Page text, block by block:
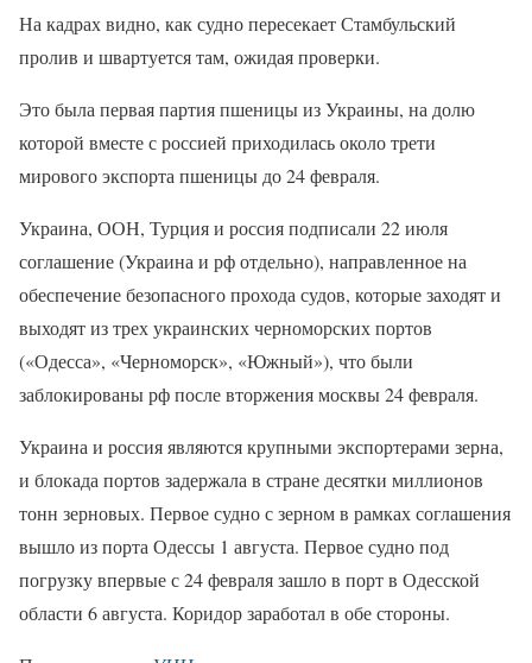
На кадрах видно, как судно пересекает Стамбульский
пролив и швартуется там, ожидая проверки.
Это была первая партия пшеницы из Украины, на долю
которой вместе с россией приходилась около трети
мирового экспорта пшеницы до 24 февраля.
Украина, ООН, Турция и россия подписали 22 июля
соглашение (Украина и рф отдельно), направленное на
обеспечение безопасного прохода судов, которые заходят и
выходят из трех украинских черноморских портов
(«Одесса», «Черноморск», «Южный»), что были
заблокированы рф после вторжения москвы 24 февраля.
Украина и россия являются крупными экспортерами зерна,
и блокада портов задержала в стране десятки миллионов
тонн зерновых. Первое судно с зерном в рамках соглашения
вышло из порта Одессы 1 августа. Первое судно под
погрузку впервые с 24 февраля зашло в порт в Одесской
области 6 августа. Коридор заработал в обе стороны.